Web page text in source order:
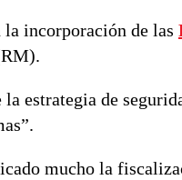
incorporación de las
estrategia de
mucho la